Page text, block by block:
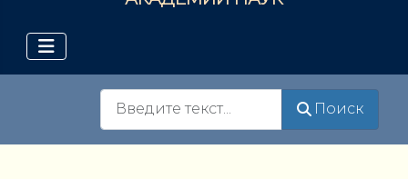
Поиск